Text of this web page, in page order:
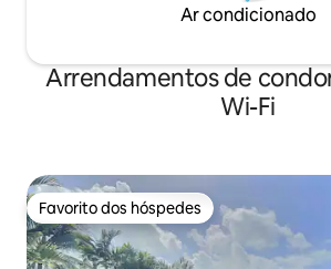
Ar condicionado
Arrendamentos de
Wi-Fi
Favorito dos hóspedes
Favorito dos hóspedes